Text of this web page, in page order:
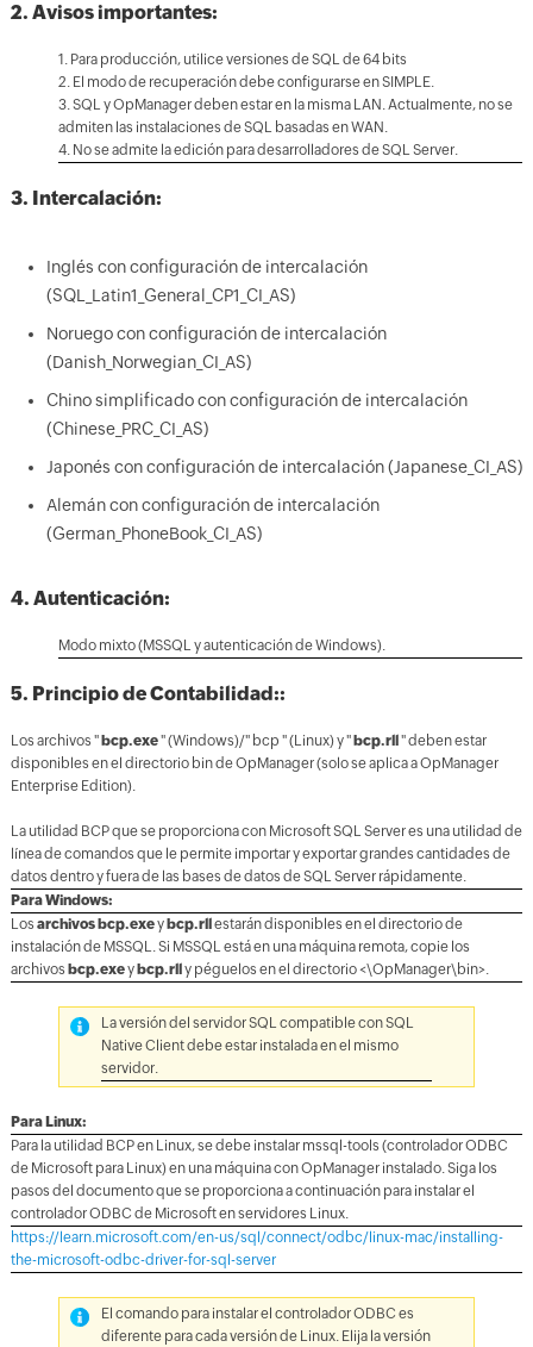
2. Avisos importantes:
1. Para producción, utilice versiones de SQL de 64 bits
2. El modo de recuperación debe configurarse en SIMPLE.
3. SQL y OpManager deben estar en la misma LAN. Actualmente, no se
admiten las instalaciones de SQL basadas en WAN.
4. No se admite la edición para desarrolladores de SQL Server.
3. Intercalación:
Inglés con configuración de intercalación
(SQL_Latin1_General_CP1_CI_AS)
Noruego con configuración de intercalación
(Danish_Norwegian_CI_AS)
Chino simplificado con configuración de intercalación
(Chinese_PRC_CI_AS)
Japonés con configuración de intercalación (Japanese_CI_AS)
Alemán con configuración de intercalación
(German_PhoneBook_CI_AS)
4. Autenticación:
Modo mixto (MSSQL y autenticación de Windows).
5. Principio de Contabilidad::
Los archivos " bcp.exe" (Windows)/" bcp " (Linux) y " bcp.rll " deben estar
disponibles en el directorio bin de OpManager (solo se aplica a OpManager
Enterprise Edition).
La utilidad BCP que se proporciona con Microsoft SQL Server es una utilidad de
línea de comandos que le permite importar y exportar grandes cantidades de
datos dentro y fuera de las bases de datos de SQL Server rápidamente.
Para Windows:
Los archivos bcp.exey bcp.rll estarán disponibles en el directorio de
instalación de MSSQL. Si MSSQL está en una máquina remota, copie los
archivos bcp.exey bcp.rll y péguelos en el directorio <\OpManager\bin>.
La versión del servidor SQL compatible con SQL
Native Client debe estar instalada en el mismo
servidor.
Para Linux:
Para la utilidad BCP en Linux, se debe instalar mssql-tools (controlador ODBC
de Microsoft para Linux) en una máquina con OpManager instalado. Siga los
pasos del documento que se proporciona a continuación para instalar el
controlador ODBC de Microsoft en servidores Linux.
https://learn.microsoft.com/en-us/sql/connect/odbc/linux-mac/installing-
the-microsoft-odbc-driver-for-sql-server
El comando para instalar el controlador ODBC es
diferente para cada versión de Linux. Elija la versión